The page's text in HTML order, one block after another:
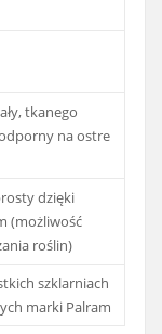
tkanego
na ostre
dzięki
(możliwość
roślin)
szklarniach
marki Palram